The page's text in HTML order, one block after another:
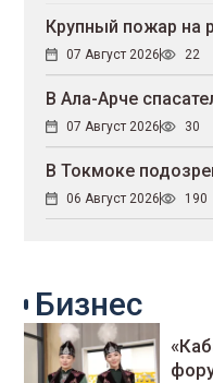
Крупный пожар на
07 Август 2026 22
В Ала-Арче
07 Август 2026 30
В Токмоке
06 Август 2026 190
Бизнес